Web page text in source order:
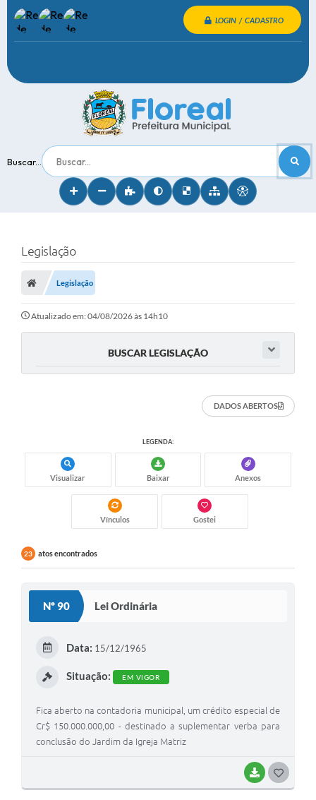
LOGIN / CADASTRO
Buscar...
Legislação
Legislação
Atualizado em: 04/08/2026 às 14h10
BUSCAR LEGISLAÇÃO
DADOS ABERTOS
LEGENDA:
Visualizar Baixar Anexos
Vínculos Gostei
23 atos encontrados
Nº 90 Lei Ordinária
BAIXAR
Data: 15/12/1965
Situação: EM VIGOR
Fica aberto na contadoria municipal, um crédito especial de
Cr$ 150.000.000,00 - destinado a suplementar verba para
conclusão do Jardim da Igreja Matriz